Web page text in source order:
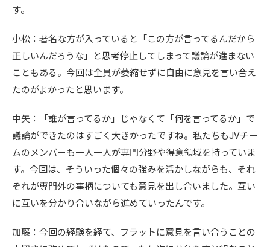
す。
小松：著名な方が入っていると「この方が言ってるんだから
正しいんだろうな」と思考停止してしまって議論が進まない
こともある。今回は全員が萎縮せずに自由に意見を言い合え
たのがよかったと思います。
中矢：「誰が言ってるか」じゃなくて「何を言ってるか」で
議論ができたのはすごく大きかったですね。私たちもJVチー
ムのメンバーも一人一人が専門分野や得意領域を持っていま
す。今回は、そういった個々の強みを活かしながらも、それ
ぞれが専門外の事柄についても意見を出し合いました。互い
に互いを分かり合いながら進めていったんです。
加藤：今回の経験を経て、フラットに意見を言い合うことの